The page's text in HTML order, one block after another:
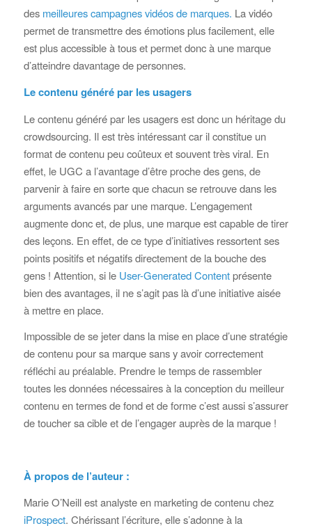
des meilleures campagnes vidéos de marques. La vidéo
permet de transmettre des émotions plus facilement, elle
est plus accessible à tous et permet donc à une marque
d’atteindre davantage de personnes.
Le contenu généré par les usagers
Le contenu généré par les usagers est donc un héritage du
crowdsourcing. Il est très intéressant car il constitue un
format de contenu peu coûteux et souvent très viral. En
effet, le UGC a l’avantage d’être proche des gens, de
parvenir à faire en sorte que chacun se retrouve dans les
arguments avancés par une marque. L’engagement
augmente donc et, de plus, une marque est capable de tirer
des leçons. En effet, de ce type d’initiatives ressortent ses
points positifs et négatifs directement de la bouche des
gens ! Attention, si le User-Generated Contentprésente
bien des avantages, il ne s’agit pas là d’une initiative aisée
à mettre en place.
Impossible de se jeter dans la mise en place d’une stratégie
de contenu pour sa marque sans y avoir correctement
réfléchi au préalable. Prendre le temps de rassembler
toutes les données nécessaires à la conception du meilleur
contenu en termes de fond et de forme c’est aussi s’assurer
de toucher sa cible et de l’engager auprès de la marque !
À propos de l’auteur :
Marie O’Neill est analyste en marketing de contenu chez
iProspect. Chérissant l’écriture, elle s’adonne à la